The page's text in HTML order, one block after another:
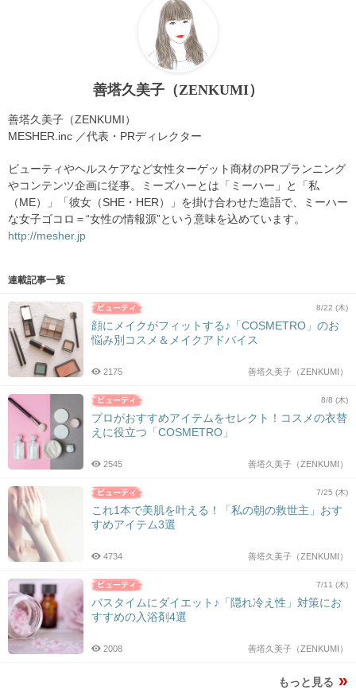
善塔久美子（ZENKUMI）
善塔久美子（ZENKUMI）
MESHER.inc ／代表・PRディレクター
ビューティやヘルスケアなど女性ターゲット商材のPRプランニング
やコンテンツ企画に従事。ミーズハーとは「ミーハー」と「私
（ME）」「彼女（SHE・HER）」を掛け合わせた造語で、ミーハー
な女子ゴコロ＝“女性の情報源”という意味を込めています。
http://mesher.jp
連載記事一覧
8/22 (木)
顔にメイクがフィットする♪「COSMETRO」のお
悩み別コスメ＆メイクアドバイス
善塔久美子（ZENKUMI）
2175
8/8 (木)
プロがおすすめアイテムをセレクト！コスメの衣替
えに役立つ「COSMETRO」
善塔久美子（ZENKUMI）
2545
7/25 (木)
これ1本で美肌を叶える！「私の朝の救世主」おす
すめアイテム3選
善塔久美子（ZENKUMI）
4734
7/11 (木)
バスタイムにダイエット♪「隠れ冷え性」対策にお
すすめの入浴剤4選
善塔久美子（ZENKUMI）
2008
もっと見る